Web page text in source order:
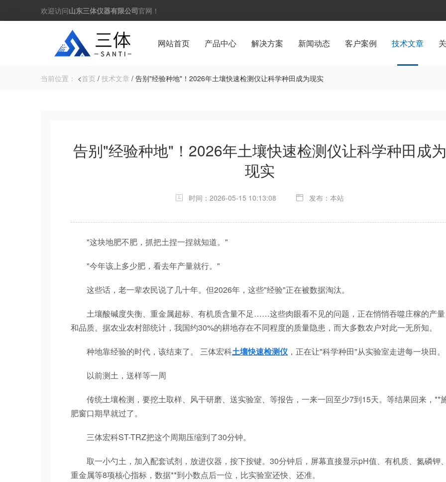
欢迎访问山东三体仪器有限公司官网！
网站首页 产品中心 解决方案 新闻动态 客户案例 技术文章
当前位置： <首页 / 技术文章 / 告别"经验种地"！2026年土壤快速检测仪让科学种田成为现实
告别"经验种地"！2026年土壤快速检测仪让科学种田成为
现实
时间：2026-05-15 10:13:08 发布：本站
"这块地肥不肥，抓把土捏一捏就知道。"
"今年该上多少肥，看去年产量就行。"
这些话，老一辈农民说了几十年。但2026年，这些"经验"正在被数据淘汰。
土壤酸碱度失衡、重金属超标、有机质含量不足……这些肉眼看不见的问题，正在悄悄吞噬庄稼的产量
和品质。据农业农村部统计，我国约30%的耕地存在不同程度的质量隐患，而大多数农户对此一无所知。
种地靠经验的时代，该结束了。 三体宏科土壤快速检测仪 ，正在让"科学种田"从实验室走进每一块田。
以前测土，送样等一周
传统土壤检测，要挖土取样、风干研磨、送实验室、等报告，一来一回至少7到15天。等结果回来，**
肥窗口期早就过了。
三体宏科ST-TRZ把这个周期压缩到了30分钟。
取一小勺土，加入配套试剂，放进仪器，按下按键。30分钟后，屏幕直接显示pH值、有机质、氮磷钾
重金属等8项核心指标，数据**到小数点后一位，比实验室还快、还准。